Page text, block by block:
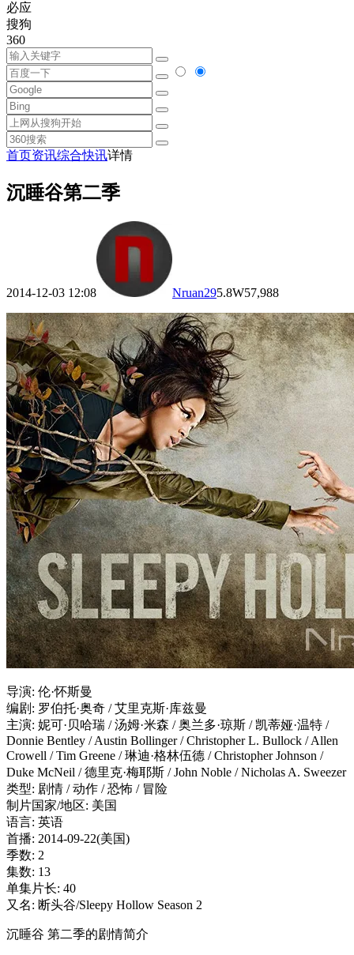
必应
搜狗
360
首页资讯综合快讯详情
沉睡谷第二季
2014-12-03 12:08 Nruan295.8W57,988
导演: 伦·怀斯曼
编剧: 罗伯托·奥奇 / 艾里克斯·库兹曼
主演: 妮可·贝哈瑞 / 汤姆·米森 / 奥兰多·琼斯 / 凯蒂娅·温特 /
Donnie Bentley / Austin Bollinger / Christopher L. Bullock / Allen
Crowell / Tim Greene / 琳迪·格林伍德 / Christopher Johnson /
Duke McNeil / 德里克·梅耶斯 / John Noble / Nicholas A. Sweezer
类型: 剧情 / 动作 / 恐怖 / 冒险
制片国家/地区: 美国
语言: 英语
首播: 2014-09-22(美国)
季数: 2
集数: 13
单集片长: 40
又名: 断头谷/Sleepy Hollow Season 2
沉睡谷 第二季的剧情简介